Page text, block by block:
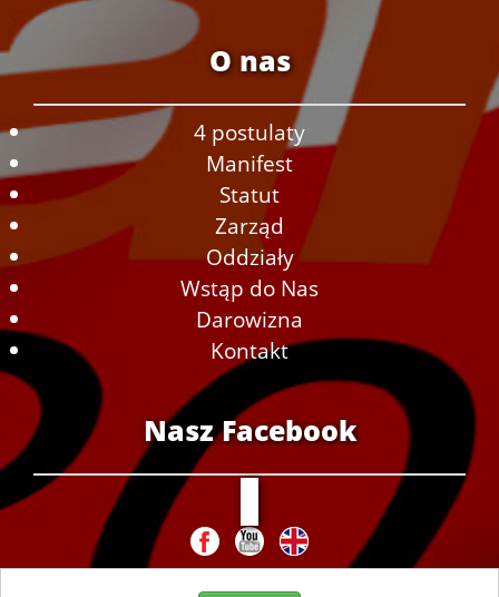
O nas
4 postulaty
Manifest
Statut
Zarząd
Oddziały
Wstąp do Nas
Darowizna
Kontakt
Nasz Facebook